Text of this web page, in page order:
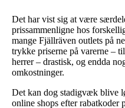
Det har vist sig at være
prissammenligne hos
mange Fjällräven outlets på
trykke priserne på varerne –
herrer – drastisk, og endda
omkostninger.
Det kan dog stadigvæk blive
online shops efter rabatkoder